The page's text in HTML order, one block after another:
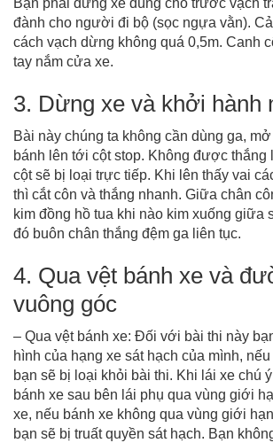
Bạn phải dừng xe đúng chỗ trước vạch
đành cho người đi bộ (sọc ngựa vằn).
cách vạch dừng không quá 0,5m. Canh
tay nắm cửa xe.
3. Dừng xe và khởi hành
Bài này chúng ta không cần dùng ga,
bánh lên tới cột stop. Không được thắng
cột sẽ bị loại trực tiếp. Khi lên thấy vai
thì cắt côn và thắng nhanh. Giữa chân
kim đồng hồ tua khi nào kim xuống giữa
đó buôn chân thắng đệm ga liên tục.
4. Qua vệt bánh xe và
vuông góc
– Qua vệt bánh xe: Đối với bài thi này
hình của hạng xe sát hạch của mình,
bạn sẽ bị loại khỏi bài thi. Khi lái xe chú
bánh xe sau bên lái phụ qua vùng giới
xe, nếu bánh xe không qua vùng giới
bạn sẽ bị truất quyền sát hạch. Bạn